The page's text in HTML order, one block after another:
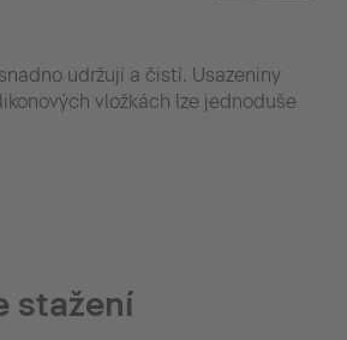
udržují a čistí. Usazeniny
vložkách lze jednoduše
stažení